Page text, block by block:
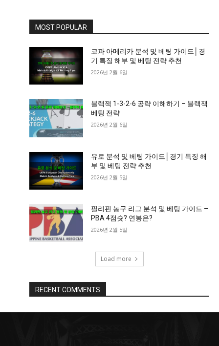
MOST POPULAR
코파 아메리카 분석 및 베팅 가이드│경
기 특징 해부 및 베팅 전략 추천
2026년 2월 6일
블랙잭 1-3-2-6 공략 이해하기 – 블랙잭
베팅 전략
2026년 2월 6일
유로 분석 및 베팅 가이드│경기 특징 해
부 및 베팅 전략 추천
2026년 2월 5일
필리핀 농구 리그 분석 및 베팅 가이드 –
PBA 4점슛? 연봉은?
2026년 2월 5일
Load more
RECENT COMMENTS